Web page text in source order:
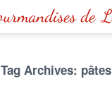
Tag Archives: pâtes